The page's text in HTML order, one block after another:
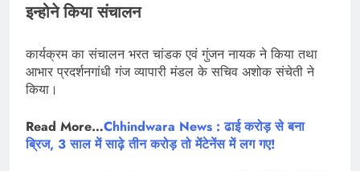
इन्होने किया संचालन
कार्यक्रम का संचालन भरत चांडक एवं गुंजन नायक ने किया तथा
आभार प्रदर्शनगांधी गंज व्यापारी मंडल के सचिव अशोक संचेती ने
किया।
Read More…Chhindwara News : ढाई करोड़ से बना
ब्रिज, 3 साल में साढ़े तीन करोड़ तो मेंटेनेंस में लग गए!